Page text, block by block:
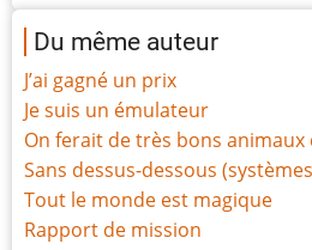
Du même auteur
J’ai gagné un prix
Je suis un émulateur
On ferait de très bons animaux
Sans dessus-dessous
Tout le monde est magique
Rapport de mission